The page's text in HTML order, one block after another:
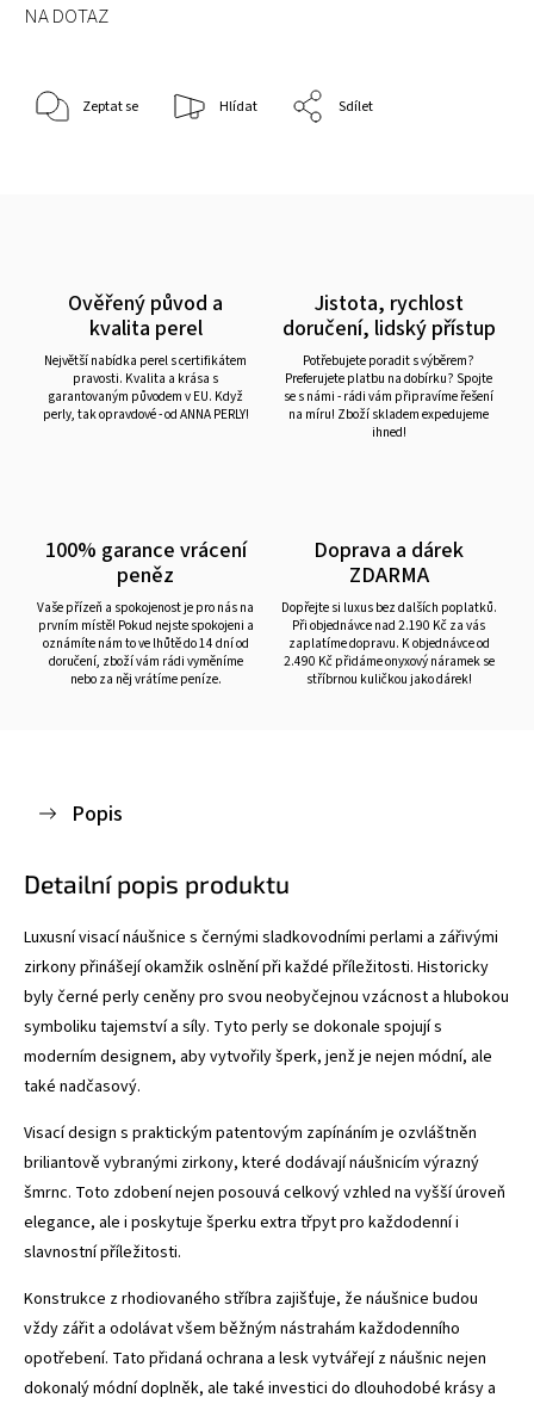
NA DOTAZ
Zeptat se Hlídat Sdílet
Ověřený původ a
kvalita perel
Největší nabídka perel s certifikátem
pravosti. Kvalita a krása s
garantovaným původem v EU. Když
perly, tak opravdové - od ANNA PERLY!
Jistota, rychlost
doručení, lidský přístup
Potřebujete poradit s výběrem?
Preferujete platbu na dobírku? Spojte
se s námi - rádi vám připravíme řešení
na míru! Zboží skladem expedujeme
ihned!
100% garance vrácení
peněz
Vaše přízeň a spokojenost je pro nás na
prvním místě! Pokud nejste spokojeni a
oznámíte nám to ve lhůtě do 14 dní od
doručení, zboží vám rádi vyměníme
nebo za něj vrátíme peníze.
Doprava a dárek
ZDARMA
Dopřejte si luxus bez dalších poplatků.
Při objednávce nad 2.190 Kč za vás
zaplatíme dopravu. K objednávce od
2.490 Kč přidáme onyxový náramek se
stříbrnou kuličkou jako dárek!
Popis
Detailní popis produktu
Luxusní visací náušnice s černými sladkovodními perlami a zářivými
zirkony přinášejí okamžik oslnění při každé příležitosti. Historicky
byly černé perly ceněny pro svou neobyčejnou vzácnost a hlubokou
symboliku tajemství a síly. Tyto perly se dokonale spojují s
moderním designem, aby vytvořily šperk, jenž je nejen módní, ale
také nadčasový.
Visací design s praktickým patentovým zapínáním je ozvláštněn
briliantově vybranými zirkony, které dodávají náušnicím výrazný
šmrnc. Toto zdobení nejen posouvá celkový vzhled na vyšší úroveň
elegance, ale i poskytuje šperku extra třpyt pro každodenní i
slavnostní příležitosti.
Konstrukce z rhodiovaného stříbra zajišťuje, že náušnice budou
vždy zářit a odolávat všem běžným nástrahám každodenního
opotřebení. Tato přidaná ochrana a lesk vytvářejí z náušnic nejen
dokonalý módní doplněk, ale také investici do dlouhodobé krásy a